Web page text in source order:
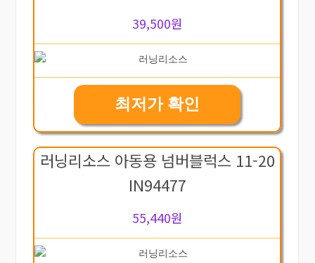
39,500원
최저가 확인
러닝리소스 아동용 넘버블럭스 11-20
IN94477
55,440원